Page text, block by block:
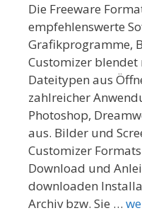
Die Freeware
empfehlenswerte
Grafikprogramme,
Customizer
Dateitypen aus
zahlreicher
Photoshop,
aus. Bilder und
Customizer
Download und
downloaden
Archiv bzw. Sie …